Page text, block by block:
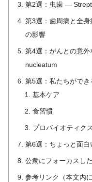
第2選：虫歯 ―
第3選：歯周病と全
の影響
第4選：がんとの意
nucleatum
第5選：私たちがで
基本ケア
食習慣
プロバイオティク
第6選：ちょっと面白
公衆にフォーカスし
参考リンク（本文内